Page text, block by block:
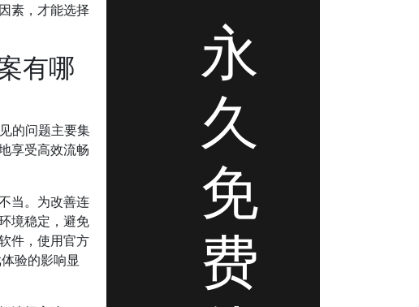
素，才能选择
有哪
的问题主要集
享受高效流畅
当。为改善连
境稳定，避免
件，使用官方
验的影响显
永
久
免
费